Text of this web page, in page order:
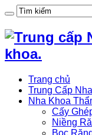
khoa.
Trang chủ
Trung Cấp
Nha Khoa
Cấy
Niềng
Bọc